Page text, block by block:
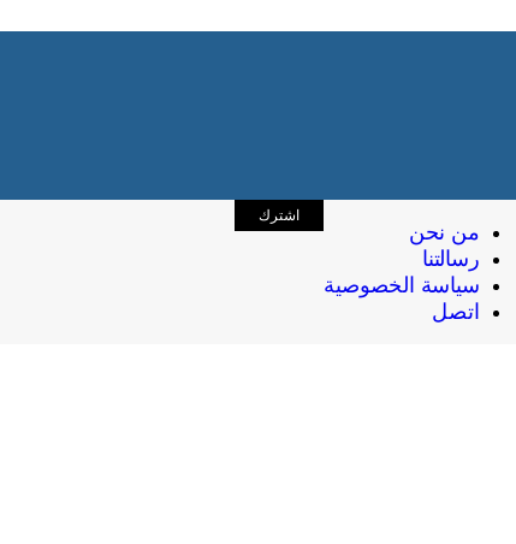
من نحن
رسالتنا
سياسة الخصوصية
اتصل
اشترك